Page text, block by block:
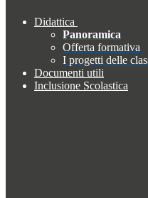
Didattica
Panoramica
Offerta formativa
I progetti delle
Documenti utili
Inclusione Scolastica